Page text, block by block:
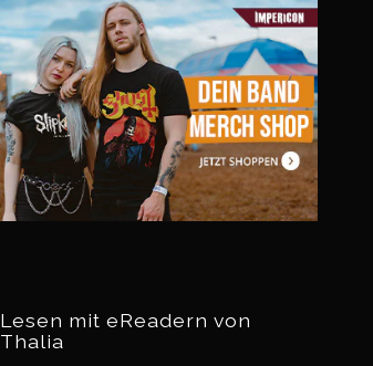
Lesen mit eReadern von
Thalia